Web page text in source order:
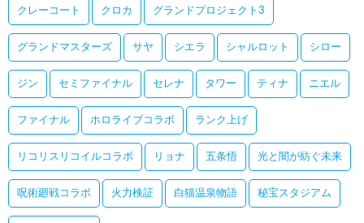
クレーコート クロカ グランドプロジェクト3
グランドマスターズ サヤ シエラ シャルロット シロー
ジン セミファイナル セレナ タワー ティナ ニエル
ファイナル ホロライブコラボ ランク上げ
リコリスリコイルコラボ リョナ 五条悟 光と闇が紡ぐ未来
呪術廻戦コラボ 火力検証 白猫温泉物語 秘宝スタジアム